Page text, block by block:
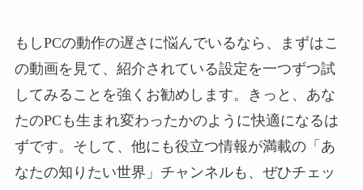
もしPCの動作の遅さに悩んでいるなら、まずはこ
の動画を見て、紹介されている設定を一つずつ試
してみることを強くお勧めします。きっと、あな
たのPCも生まれ変わったかのように快適になるは
ずです。そして、他にも役立つ情報が満載の「あ
なたの知りたい世界」チャンネルも、ぜひチェッ